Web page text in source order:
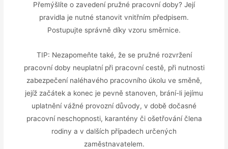
Přemýšlíte o zavedení pružné pracovní doby? Její
pravidla je nutné stanovit vnitřním předpisem.
Postupujte správně díky vzoru směrnice.
TIP: Nezapomeňte také, že se pružné rozvržení
pracovní doby neuplatní při pracovní cestě, při nutnosti
zabezpečení naléhavého pracovního úkolu ve směně,
jejíž začátek a konec je pevně stanoven, brání-li jejímu
uplatnění vážné provozní důvody, v době dočasné
pracovní neschopnosti, karantény či ošetřování člena
rodiny a v dalších případech určených
zaměstnavatelem.